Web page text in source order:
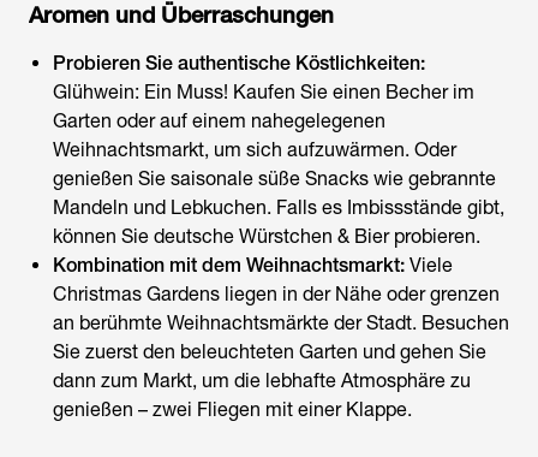
Aromen und Überraschungen
Probieren Sie authentische Köstlichkeiten:
Glühwein: Ein Muss! Kaufen Sie einen Becher im
Garten oder auf einem nahegelegenen
Weihnachtsmarkt, um sich aufzuwärmen. Oder
genießen Sie saisonale süße Snacks wie gebrannte
Mandeln und Lebkuchen. Falls es Imbissstände gibt,
können Sie deutsche Würstchen & Bier probieren.
Kombination mit dem Weihnachtsmarkt: Viele
Christmas Gardens liegen in der Nähe oder grenzen
an berühmte Weihnachtsmärkte der Stadt. Besuchen
Sie zuerst den beleuchteten Garten und gehen Sie
dann zum Markt, um die lebhafte Atmosphäre zu
genießen – zwei Fliegen mit einer Klappe.